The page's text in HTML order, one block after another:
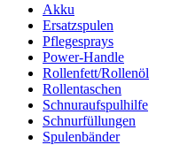
Akku
Ersatzspulen
Pflegesprays
Power-Handle
Rollenfett/Rollenöl
Rollentaschen
Schnuraufspulhilfe
Schnurfüllungen
Spulenbänder